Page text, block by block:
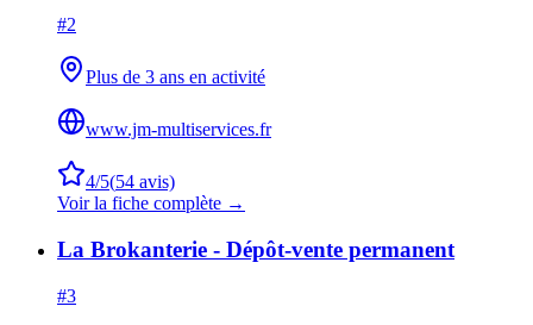
#2
Plus de 3 ans en activité
www.jm-multiservices.fr
4/5(54 avis)
Voir la fiche complète →
La Brokanterie - Dépôt-vente permanent
#3